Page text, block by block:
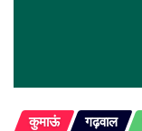
कुमाऊं गढ़वाल